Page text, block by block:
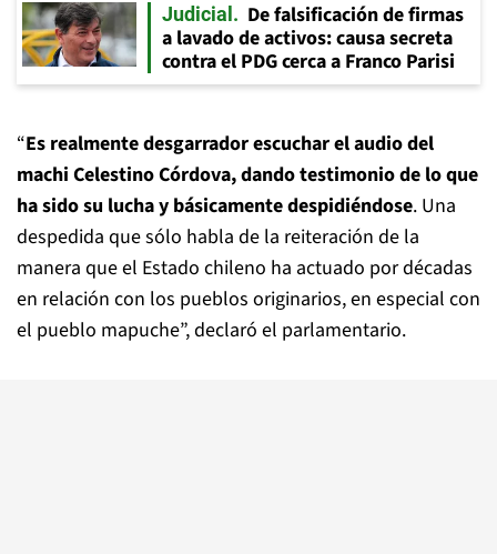
Judicial
De falsificación de firmas
a lavado de activos: causa secreta
contra el PDG cerca a Franco Parisi
“Es realmente desgarrador escuchar el audio del
machi Celestino Córdova, dando testimonio de lo que
ha sido su lucha y básicamente despidiéndose. Una
despedida que sólo habla de la reiteración de la
manera que el Estado chileno ha actuado por décadas
en relación con los pueblos originarios, en especial con
el pueblo mapuche”, declaró el parlamentario.